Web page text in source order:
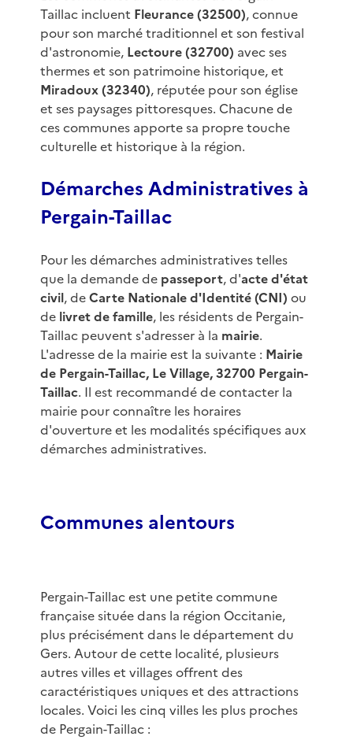
Taillac incluent Fleurance (32500), connue
pour son marché traditionnel et son festival
d'astronomie, Lectoure (32700) avec ses
thermes et son patrimoine historique, et
Miradoux (32340), réputée pour son église
et ses paysages pittoresques. Chacune de
ces communes apporte sa propre touche
culturelle et historique à la région.
Démarches Administratives à
Pergain-Taillac
Pour les démarches administratives telles
que la demande de passeport, d'acte d'état
civil, deCarte Nationale d'Identité (CNI) ou
de livret de famille, les résidents de Pergain-
Taillac peuvent s'adresser à la mairie.
L'adresse de la mairie est la suivante : Mairie
de Pergain-Taillac, Le Village, 32700 Pergain-
Taillac. Il est recommandé de contacter la
mairie pour connaître les horaires
d'ouverture et les modalités spécifiques aux
démarches administratives.
Communes alentours
Pergain-Taillac est une petite commune
française située dans la région Occitanie,
plus précisément dans le département du
Gers. Autour de cette localité, plusieurs
autres villes et villages offrent des
caractéristiques uniques et des attractions
locales. Voici les cinq villes les plus proches
de Pergain-Taillac :